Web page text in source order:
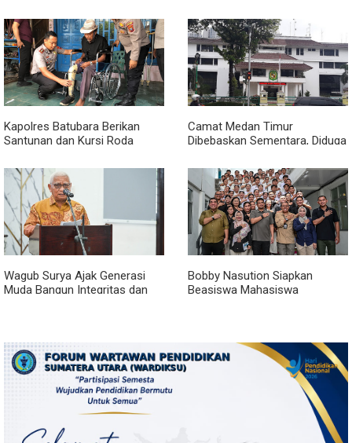
Regional Sumatera
Sinergitas Makin Kuat
Kapolres Batubara Berikan
Santunan dan Kursi Roda
Disabilitas
Camat Medan Timur
Dibebaskan Sementara, Diduga
Wagub Surya Ajak Generasi
Muda Bangun Integritas dan
Bobby Nasution Siapkan
Beasiswa Mahasiswa